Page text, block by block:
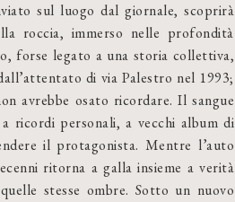
sul luogo dal giornale, scoprirà
roccia, immerso nelle profondità
forse legato a una storia collettiva,
di via Palestro nel 1993;
avrebbe osato ricordare. Il sangue
ricordi personali, a vecchi album di
il protagonista. Mentre l’auto
ritorna a galla insieme a verità
stesse ombre. Sotto un nuovo